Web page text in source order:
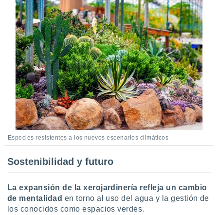
Especies resistentes a los nuevos escenarios climáticos
Sostenibilidad y futuro
La expansión de la xerojardinería refleja un cambio
de mentalidad en torno al uso del agua y la gestión de
los conocidos como espacios verdes.